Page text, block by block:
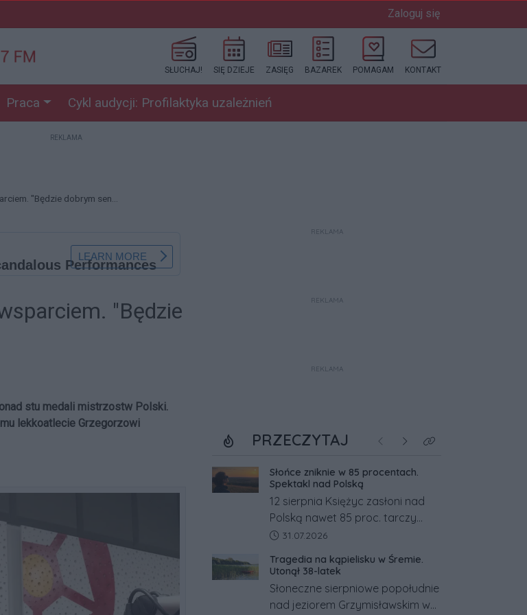
Zaloguj się
SŁUCHAJ! SIĘ DZIEJE ZASIĘG BAZAREK POMAGAM KONTAKT
Praca Cykl audycji: Profilaktyka uzależnień
REKLAMA
"Będzie dobrym sen...
"Będzie
stu medali mistrzostw Polski.
lekkoatlecie Grzegorzowi
REKLAMA
REKLAMA
REKLAMA
PRZECZYTAJ Poprzednie
NastępneKliknij aby zobaczyć
Słońce zniknie w 85 procentach.
Spektakl nad Polską
12 sierpnia Księżyc zasłoni nad
Polską nawet 85 proc. tarczy
Słońca. Największe zaćmienie od
27 lat przypadnie tuż przed
zachodem.
Data dodania artykułu:
31.07.2026
Tragedia na kąpielisku w Śremie.
Utonął 38-latek
Słoneczne sierpniowe popołudnie
nad jeziorem Grzymisławskim w